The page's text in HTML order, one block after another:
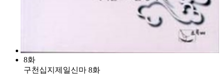
8화
구천십지제일신마 8화